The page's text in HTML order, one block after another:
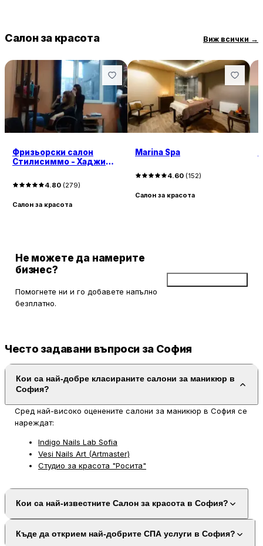
Салон за красота Виж всички →
Фризьорски салон
Стилисиммо - Хаджи
4.80 (279)
Салон за красота
Marina Spa
4.60 (152)
Салон за красота
Не можете да намерите
бизнес?
Помогнете ни и го добавете напълно
безплатно.
Често задавани въпроси за София
Кои са най-добре класираните салони за маникюр в
София?
Сред най-високо оценените салони за маникюр в София се
нареждат:
Indigo Nails Lab Sofia
Vesi Nails Art (Artmaster)
Студио за красота "Росита"
Кои са най-известните Салон за красота в София?
Къде да открием най-добрите СПА услуги в София?